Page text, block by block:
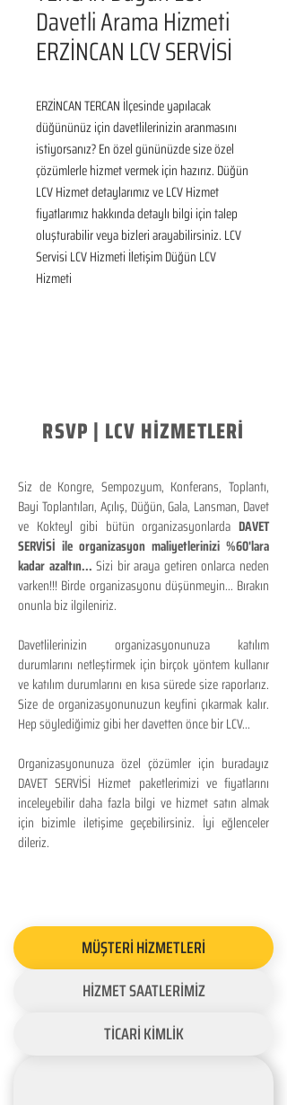
Davetli Arama Hizmeti
ERZİNCAN LCV SERVİSİ
ERZİNCAN TERCAN İlçesinde yapılacak
düğününüz için davetlilerinizin aranmasını
istiyorsanız? En özel gününüzde size özel
çözümlerle hizmet vermek için hazırız. Düğün
LCV Hizmet detaylarımız ve LCV Hizmet
fiyatlarımız hakkında detaylı bilgi için talep
oluşturabilir veya bizleri arayabilirsiniz. LCV
Servisi LCV Hizmeti İletişim Düğün LCV
Hizmeti
RSVP | LCV HİZMETLERİ
Siz de Kongre, Sempozyum, Konferans, Toplantı,
Bayi Toplantıları, Açılış, Düğün, Gala, Lansman, Davet
ve Kokteyl gibi bütün organizasyonlarda DAVET
SERVİSİ ile organizasyon maliyetlerinizi %60'lara
kadar azaltın...Sizi bir araya getiren onlarca neden
varken!!! Birde organizasyonu düşünmeyin... Bırakın
onunla biz ilgileniriz.
Davetlilerinizin organizasyonunuza katılım
durumlarını netleştirmek için birçok yöntem kullanır
ve katılım durumlarını en kısa sürede size raporlarız.
Size de organizasyonunuzun keyfini çıkarmak kalır.
Hep söylediğimiz gibi her davetten önce bir LCV...
Organizasyonunuza özel çözümler için buradayız
DAVET SERVİSİ Hizmet paketlerimizi ve fiyatlarını
inceleyebilir daha fazla bilgi ve hizmet satın almak
için bizimle iletişime geçebilirsiniz. İyi eğlenceler
dileriz.
MÜŞTERİ HİZMETLERİ
HİZMET SAATLERİMİZ
TİCARİ KİMLİK